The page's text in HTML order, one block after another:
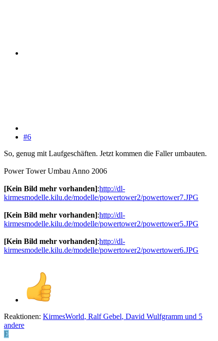
#6
So, genug mit Laufgeschäften. Jetzt kommen die Faller umbauten.
Power Tower Umbau Anno 2006
[Kein Bild mehr vorhanden]:http://dl-
kirmesmodelle.kilu.de/modelle/powertower2/powertower7.JPG
[Kein Bild mehr vorhanden]:http://dl-
kirmesmodelle.kilu.de/modelle/powertower2/powertower5.JPG
[Kein Bild mehr vorhanden]:http://dl-
kirmesmodelle.kilu.de/modelle/powertower2/powertower6.JPG
Reaktionen: KirmesWorld, Ralf Gebel, David Wulfgramm und 5
andere
E